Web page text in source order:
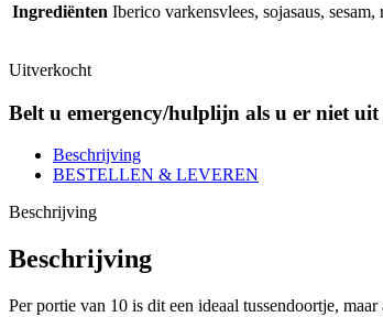
Ingrediënten Iberico varkensvlees, sojasaus,
Uitverkocht
Belt u emergency/hulplijn als u er niet
Beschrijving
BESTELLEN & LEVEREN
Beschrijving
Beschrijving
Per portie van 10 is dit een ideaal tussendoortje,